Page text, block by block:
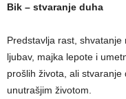
Bik – stvaranje duha
Predstavlja rast,
ljubav, majka lepote i
prošlih života, ali
unutrašjim životom.